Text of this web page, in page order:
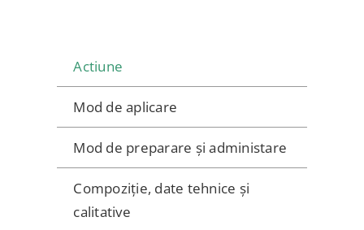
Actiune
Mod de aplicare
Mod de preparare și administare
Compoziție, date tehnice și
calitative